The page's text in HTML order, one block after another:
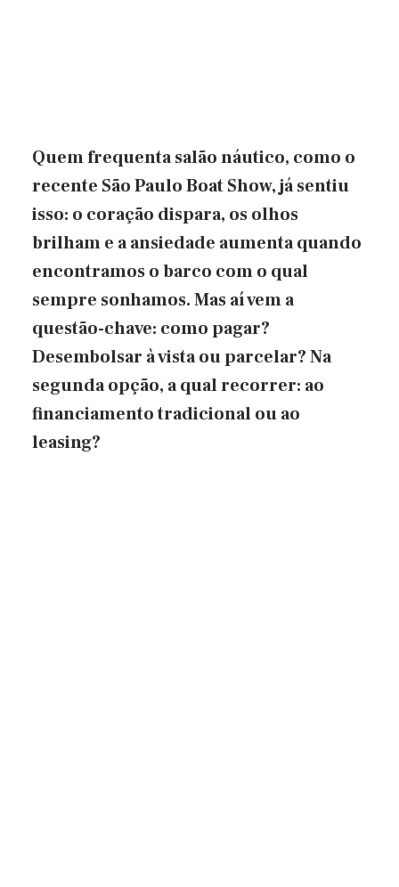
Quem frequenta salão náutico, como o
recente São Paulo Boat Show, já sentiu
isso: o coração dispara, os olhos
brilham e a ansiedade aumenta quando
encontramos o barco com o qual
sempre sonhamos. Mas aí vem a
questão-chave: como pagar?
Desembolsar à vista ou parcelar? Na
segunda opção, a qual recorrer: ao
financiamento tradicional ou ao
leasing?